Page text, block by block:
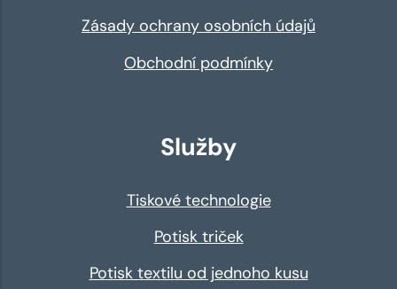
Zásady ochrany osobních údajů
Obchodní podmínky
Služby
Tiskové technologie
Potisk triček
Potisk textilu od jednoho kusu